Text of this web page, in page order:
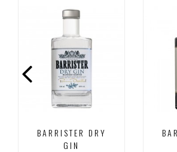
BARRISTER DRY
GIN